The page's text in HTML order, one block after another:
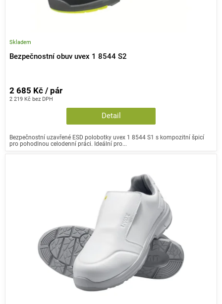
Bezpečnostní obuv uvex 1 8544 S2
Skladem
2 219 Kč bez DPH
2 685 Kč / pár
Detail
Bezpečnostní uzavřené ESD polobotky uvex 1 8544 S1 s kompozitní špicí
pro pohodlnou celodenní práci. Ideální pro...